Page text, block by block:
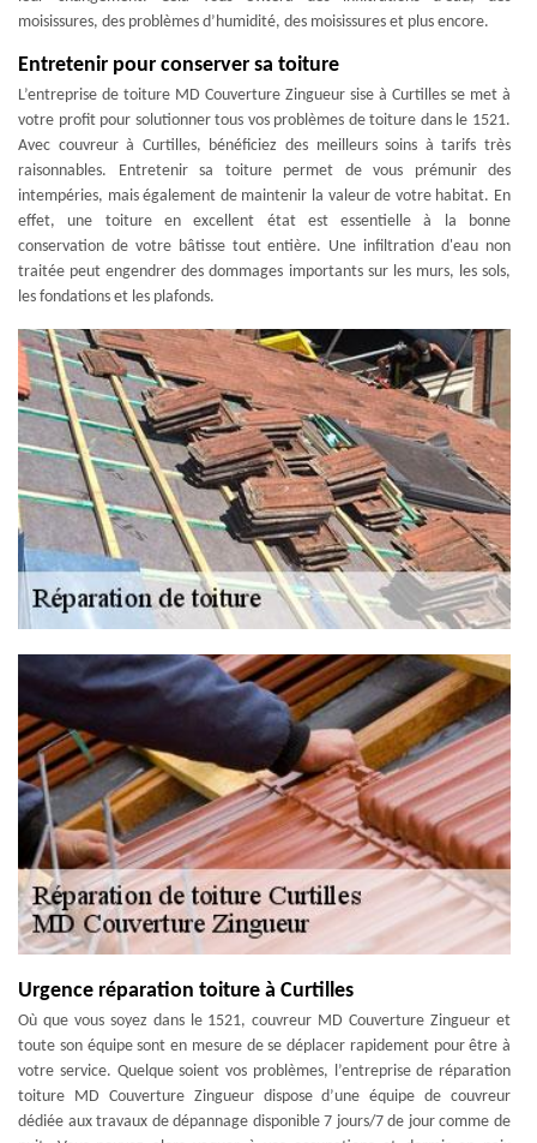
moisissures, des problèmes d’humidité, des moisissures et plus encore.
Entretenir pour conserver sa toiture
L’entreprise de toiture MD Couverture Zingueur sise à Curtilles se met à
votre profit pour solutionner tous vos problèmes de toiture dans le 1521.
Avec couvreur à Curtilles, bénéficiez des meilleurs soins à tarifs très
raisonnables. Entretenir sa toiture permet de vous prémunir des
intempéries, mais également de maintenir la valeur de votre habitat. En
effet, une toiture en excellent état est essentielle à la bonne
conservation de votre bâtisse tout entière. Une infiltration d'eau non
traitée peut engendrer des dommages importants sur les murs, les sols,
les fondations et les plafonds.
Urgence réparation toiture à Curtilles
Où que vous soyez dans le 1521, couvreur MD Couverture Zingueur et
toute son équipe sont en mesure de se déplacer rapidement pour être à
votre service. Quelque soient vos problèmes, l’entreprise de réparation
toiture MD Couverture Zingueur dispose d’une équipe de couvreur
dédiée aux travaux de dépannage disponible 7 jours/7 de jour comme de